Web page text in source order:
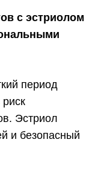
с эстриолом
период
риск
Эстриол
и безопасный